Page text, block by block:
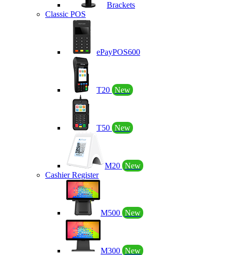
Brackets
Classic POS
ePayPOS600
T20 New
T50 New
M20 New
Cashier Register
M500 New
M300 New